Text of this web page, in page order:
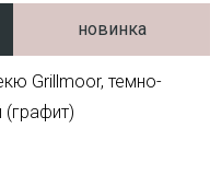
новинка
Grillmoor, темно-
(графит)